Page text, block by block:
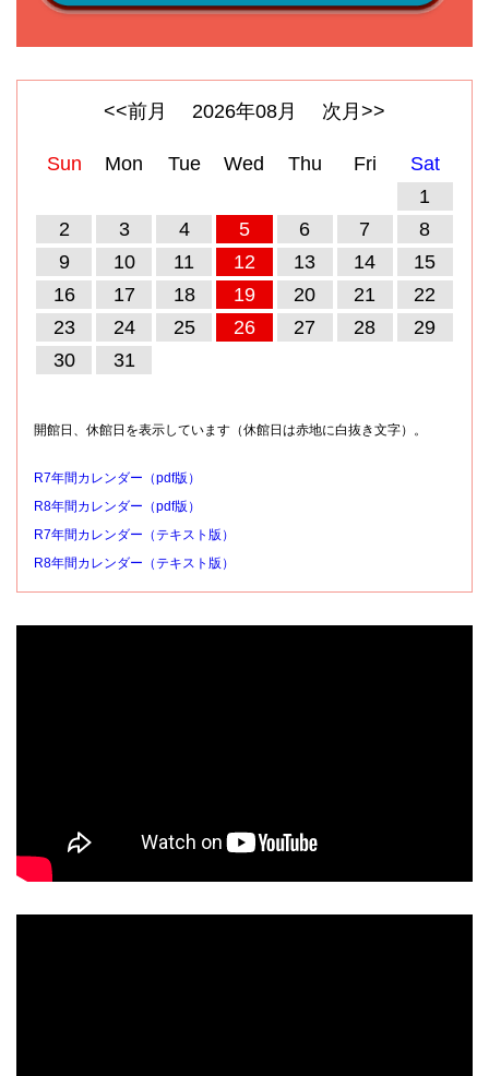
<<前月 2026年08月 次月>>
Sun Mon Tue Wed Thu Fri
Sat
1
2
3 4 5 6 7
8
9
10 11 12 13 14
15
16
17 18 19 20 21
22
23
24 25 26 27 28
29
30
31
開館日、休館日を表示しています（休館日は赤地に白抜き文字）。
R7年間カレンダー（pdf版）
R8年間カレンダー（pdf版）
R7年間カレンダー（テキスト版）
R8年間カレンダー（テキスト版）